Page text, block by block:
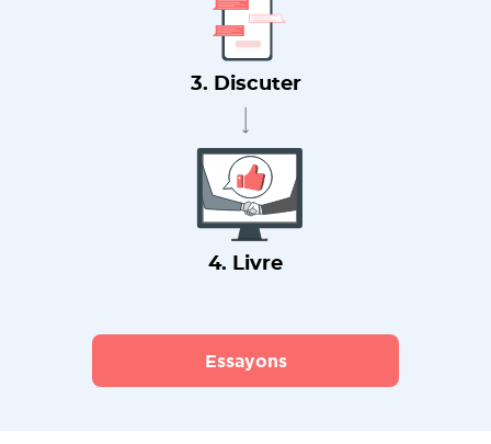
3. Discuter
4. Livre
Essayons